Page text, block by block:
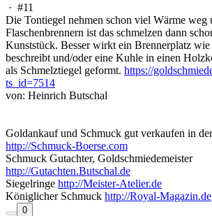
· #11
Die Tontiegel nehmen schon viel Wärme weg
Flaschenbrennern ist das schmelzen dann
Kunststück. Besser wirkt ein Brennerplatz wie
beschreibt und/oder eine Kuhle in einen
als Schmelztiegel geformt. https://
ts_id=7514
von: Heinrich Butschal
Goldankauf und Schmuck gut verkaufen in der
http://Schmuck-Boerse.com
Schmuck Gutachter, Goldschmiedemeister
http://Gutachten.Butschal.de
Siegelringe http://Meister-Atelier.de
Königlicher Schmuck http://Royal-Magazin.de
0